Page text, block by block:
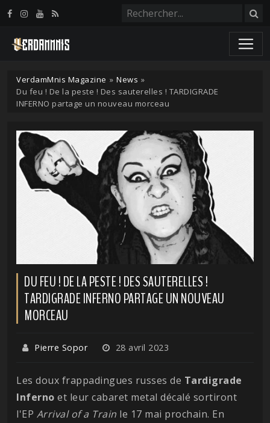
VerdamMnis Magazine » News »
Du feu ! De la peste ! Des sauterelles ! TARDIGRADE
INFERNO partage un nouveau morceau
DU FEU ! DE LA PESTE ! DES SAUTERELLES !
TARDIGRADE INFERNO PARTAGE UN NOUVEAU
MORCEAU
Pierre Sopor 28 avril 2023
Les doux frappadingues russes de Tardigrade
Inferno et leur cabaret metal décalé sortiront
l'EP Arrival of a Train le 17 mai prochain. En
Panneau de gestion des cookies